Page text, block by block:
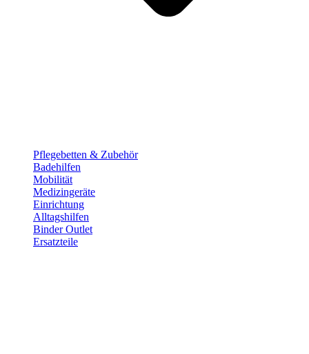
Pflege­betten & Zubehör
Badehilfen
Mobilität
Medizingeräte
Einrichtung
Alltags­hilfen
Binder Outlet
Ersatzteile